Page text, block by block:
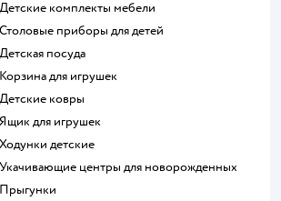
Детские комплекты мебели
Столовые приборы для детей
Детская посуда
Корзина для игрушек
Детские ковры
Ящик для игрушек
Ходунки детские
Укачивающие центры для новорожденных
Прыгунки